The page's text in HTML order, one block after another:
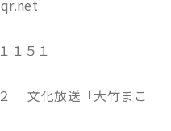
１５１
文化放送「大竹まこ